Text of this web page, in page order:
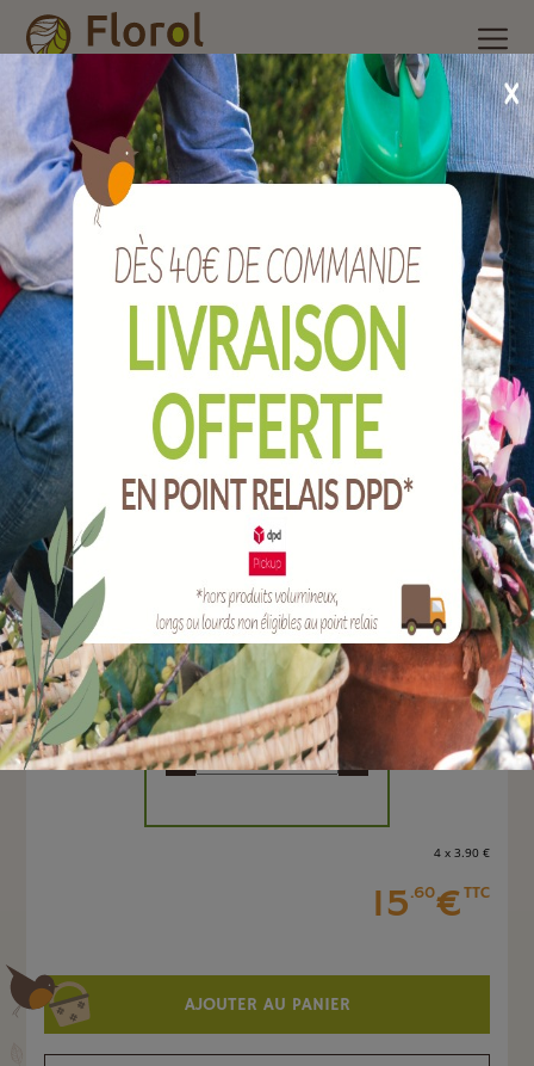
Accueil Nos produits /Engrais et produits phytosanitaire/
Soins des maladies des plantes / Maladie polyvalent potager et
fruitiers 100 g
Maladie polyvalent potager et fruitiers 100
g
Ref : SONOMAL100
EAN :
Marque :
SOLABIOL
Quantité :
Unité
- +
4 x 3.90€
15.60€TTC
AJOUTER AU PANIER